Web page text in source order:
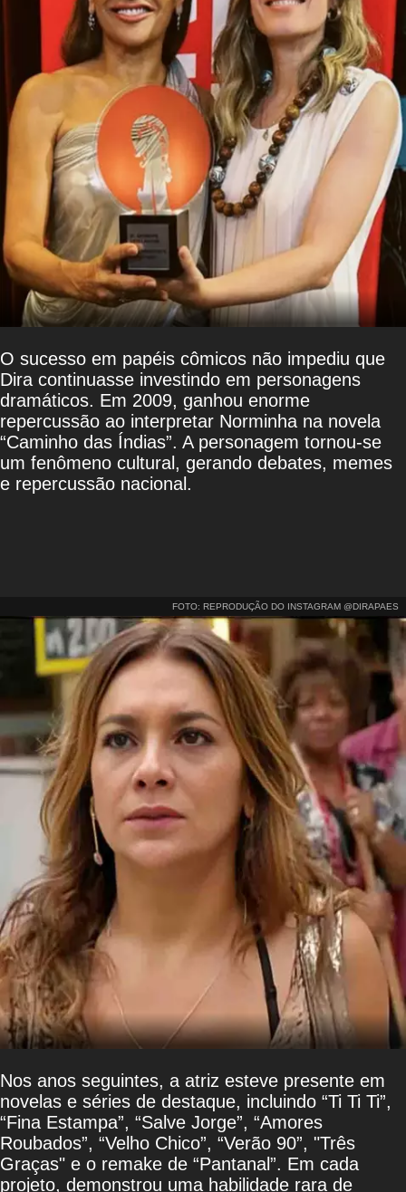
O sucesso em papéis cômicos não impediu que
Dira continuasse investindo em personagens
dramáticos. Em 2009, ganhou enorme
repercussão ao interpretar Norminha na novela
“Caminho das Índias”. A personagem tornou-se
um fenômeno cultural, gerando debates, memes
e repercussão nacional.
FOTO: REPRODUÇÃO DO INSTAGRAM @DIRAPAES
Nos anos seguintes, a atriz esteve presente em
novelas e séries de destaque, incluindo “Ti Ti Ti”,
“Fina Estampa”, “Salve Jorge”, “Amores
Roubados”, “Velho Chico”, “Verão 90”, "Três
Graças" e o remake de “Pantanal”. Em cada
projeto, demonstrou uma habilidade rara de